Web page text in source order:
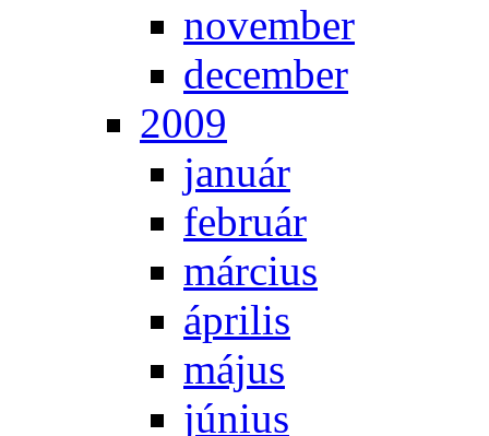
no­vem­ber
de­cem­ber
2009
ja­nu­ár
feb­ru­ár
már­ci­us
áp­ri­lis
má­jus
jú­ni­us